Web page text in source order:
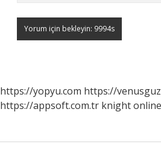
https://yopyu.com https://
https://appsoft.com.tr knight online